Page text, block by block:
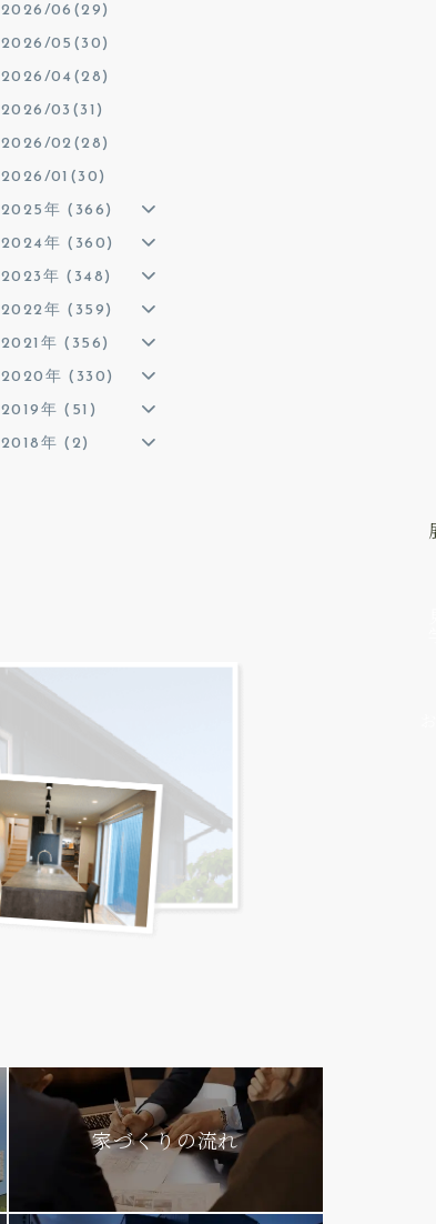
2026/06(29)
2026/05(30)
2026/04(28)
2026/03(31)
2026/02(28)
2026/01(30)
2025年 (366)
2024年 (360)
2023年 (348)
2022年 (359)
2021年 (356)
2020年 (330)
2019年 (51)
2018年 (2)
家づくりの流れ